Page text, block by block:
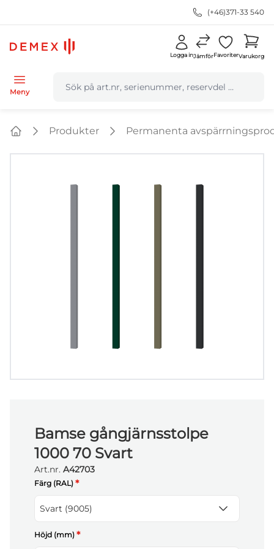
(+46)371-33 540
Logga inJämförFavoriterVarukorg
Meny
Produkter Permanenta
Bamse gångjärnsstolpe
1000 70 Svart
Art.nr. A42703
Färg (RAL) *
Svart (9005)
Höjd (mm) *